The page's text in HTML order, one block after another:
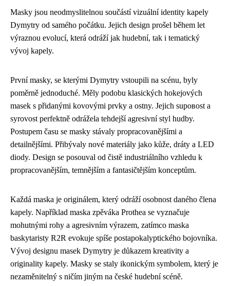
Masky jsou neodmyslitelnou součástí vizuální identity kapely
Dymytry od samého počátku. Jejich design prošel během let
výraznou evolucí, která odráží jak hudební, tak i tematický
vývoj kapely.
První masky, se kterými Dymytry vstoupili na scénu, byly
poměrně jednoduché. Měly podobu klasických hokejových
masek s přidanými kovovými prvky a ostny. Jejich suровоst a
syrovost perfektně odrážela tehdejší agresivní styl hudby.
Postupem času se masky stávaly propracovanějšími a
detailnějšími. Přibývaly nové materiály jako kůže, dráty a LED
diody. Design se posouval od čistě industriálního vzhledu k
propracovanějším, temnějším a fantasičtějším konceptům.
Každá maska je originálem, který odráží osobnost daného člena
kapely. Například maska zpěváka Prothea se vyznačuje
mohutnými rohy a agresivním výrazem, zatímco maska
baskytaristy R2R evokuje spíše postapokalyptického bojovníka.
Vývoj designu masek Dymytry je důkazem kreativity a
originality kapely. Masky se staly ikonickým symbolem, který je
nezaměnitelný s ničím jiným na české hudební scéně.